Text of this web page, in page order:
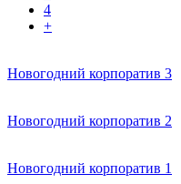
4
+
Новогодний корпоратив 3
Новогодний корпоратив 2
Новогодний корпоратив 1